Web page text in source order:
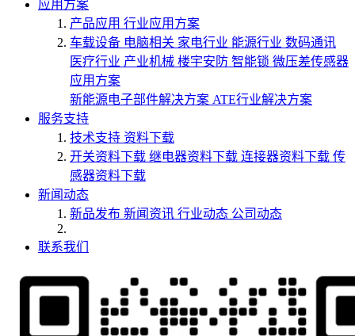
应用方案
产品应用 行业应用方案
车载设备 电脑相关 家电行业 能源行业 数码通讯
医疗行业 产业机械 楼宇安防 智能锁 微压差传感器
应用方案
新能源电子部件解决方案 ATE行业解决方案
服务支持
技术支持 资料下载
开关资料下载 继电器资料下载 连接器资料下载 传
感器资料下载
新闻动态
新品发布 新闻资讯 行业动态 公司动态
联系我们